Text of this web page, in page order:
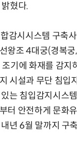
혔다.
감시시스템 구축사
왕조 4대궁(경복궁
기에 화재를 감지
시설과 무단 침입
는 침입감지시스
터 안전하게 문화
년 6월 말까지 구